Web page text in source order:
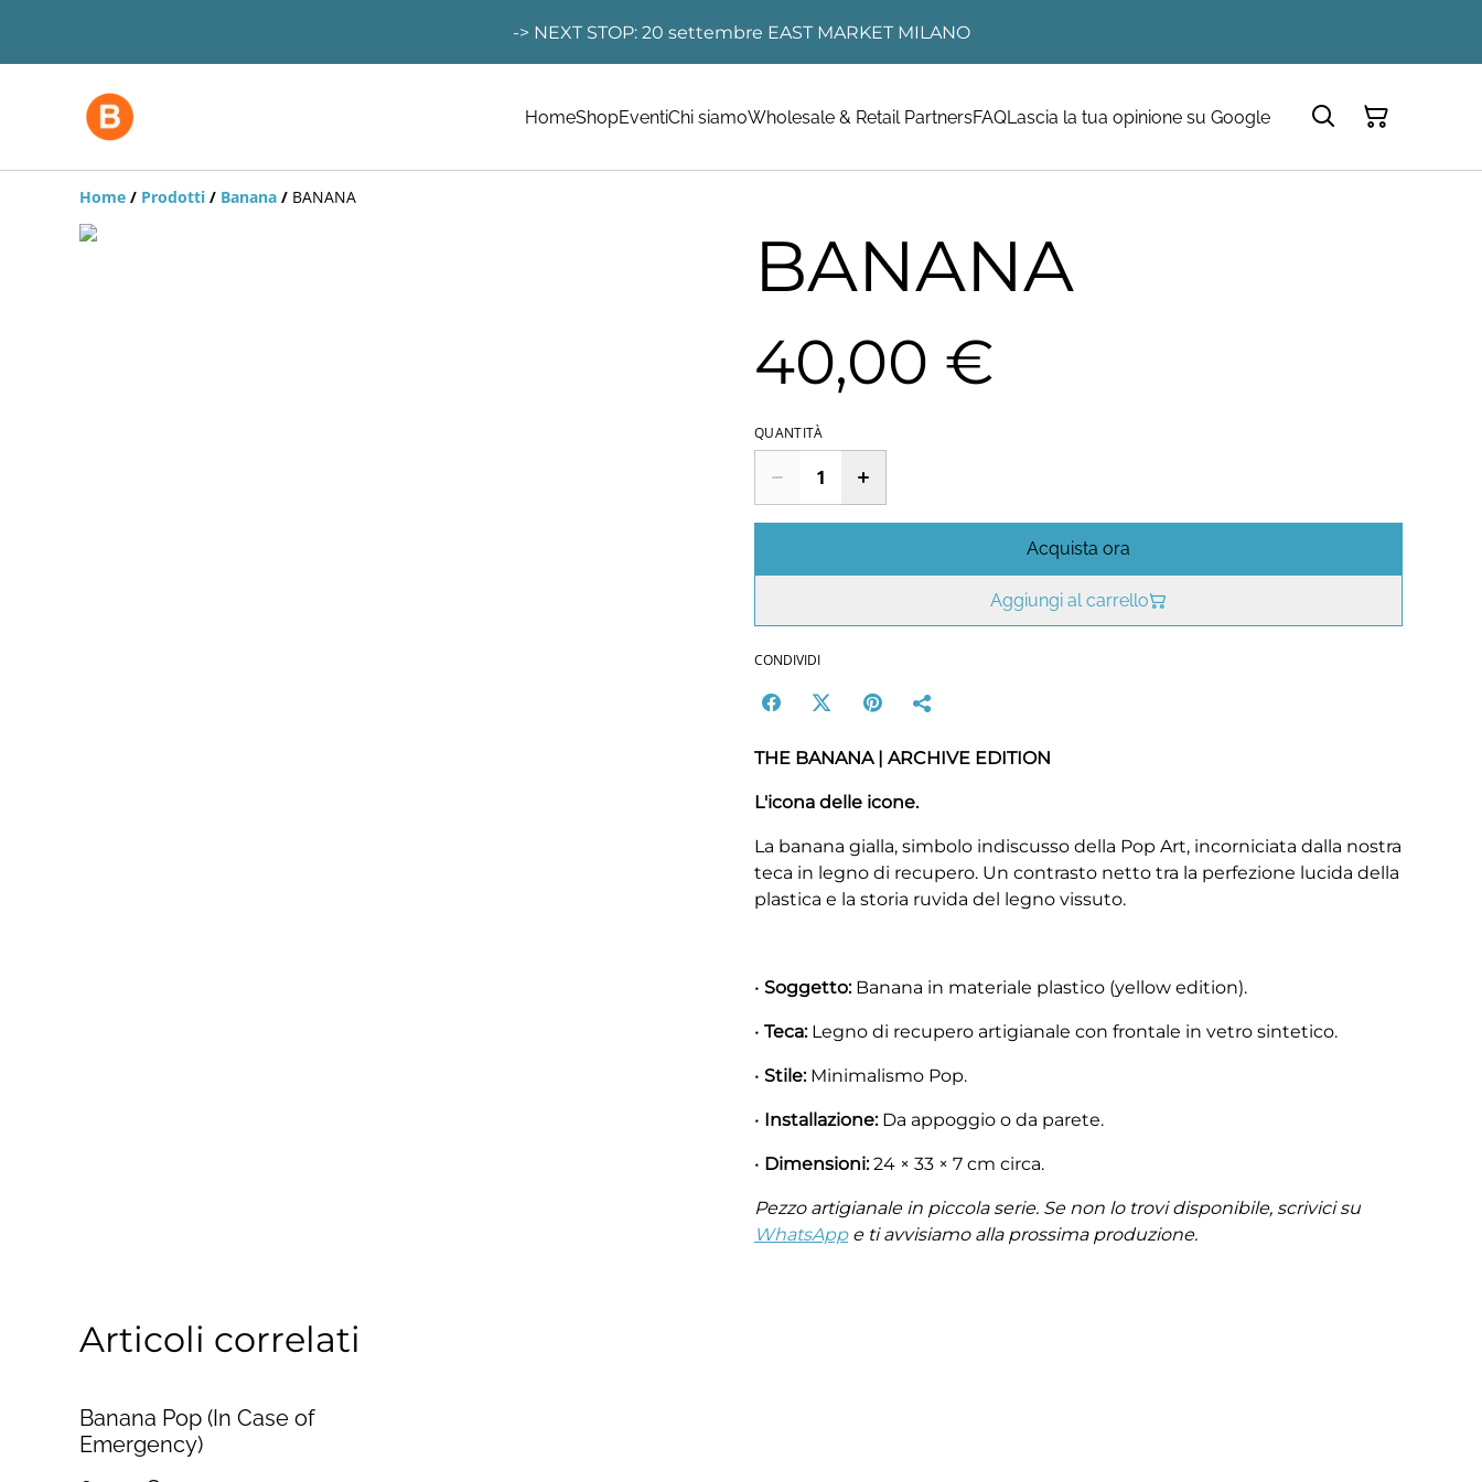
-> NEXT STOP: 20 settembre EAST MARKET MILANO
HomeShopEventiChi siamoWholesale & Retail PartnersFAQLascia la tua opinione su Google
Home / Prodotti / Banana / BANANA
BANANA
40,00 €
QUANTITÀ
Acquista ora
Aggiungi al carrello
CONDIVIDI
THE BANANA | ARCHIVE EDITION
L'icona delle icone.
La banana gialla, simbolo indiscusso della Pop Art, incorniciata dalla nostra
teca in legno di recupero. Un contrasto netto tra la perfezione lucida della
plastica e la storia ruvida del legno vissuto.
• Soggetto:Banana in materiale plastico (yellow edition).
• Teca:Legno di recupero artigianale con frontale in vetro sintetico.
• Stile:Minimalismo Pop.
• Installazione:Da appoggio o da parete.
• Dimensioni:24 × 33 × 7 cm circa.
Pezzo artigianale in piccola serie. Se non lo trovi disponibile, scrivici su
WhatsAppe ti avvisiamo alla prossima produzione.
Articoli correlati
Banana Pop (In Case of
Emergency)